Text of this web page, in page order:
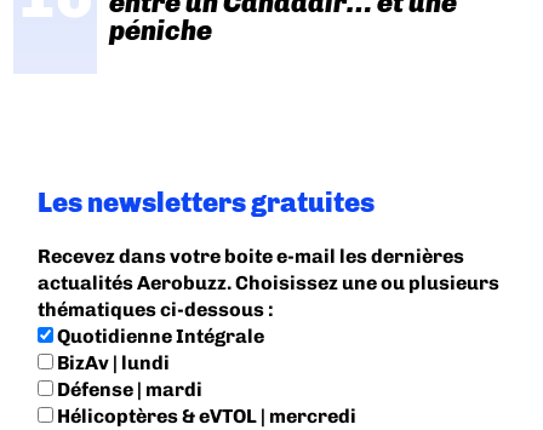
péniche
Les newsletters gratuites
Recevez dans votre boite e-mail les dernières
actualités Aerobuzz. Choisissez une ou plusieurs
thématiques ci-dessous :
Quotidienne Intégrale
BizAv | lundi
Défense | mardi
Hélicoptères & eVTOL | mercredi